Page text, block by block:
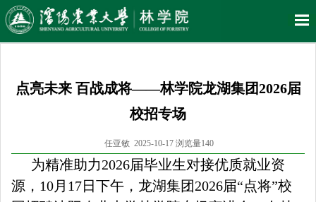
点亮未来 百战成将——林学院龙湖集团2026届
校招专场
任亚敏 2025-10-17 浏览量140
为精准助力2026届毕业生对接优质就业资
源，10月17日下午，龙湖集团2026届“点将”校